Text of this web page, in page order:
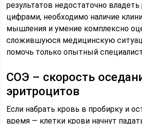
результатов недостаточно
цифрами, необходимо наличие
мышления и умение комплексно
сложившуюся медицинскую
помочь только опытный
CОЭ – скорость
эритроцитов
Если набрать кровь в пробирку и
время — клетки крови начнут